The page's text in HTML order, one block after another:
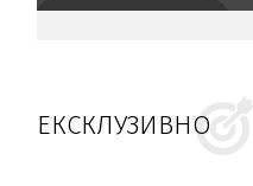
ЕКСКЛУЗИВНО